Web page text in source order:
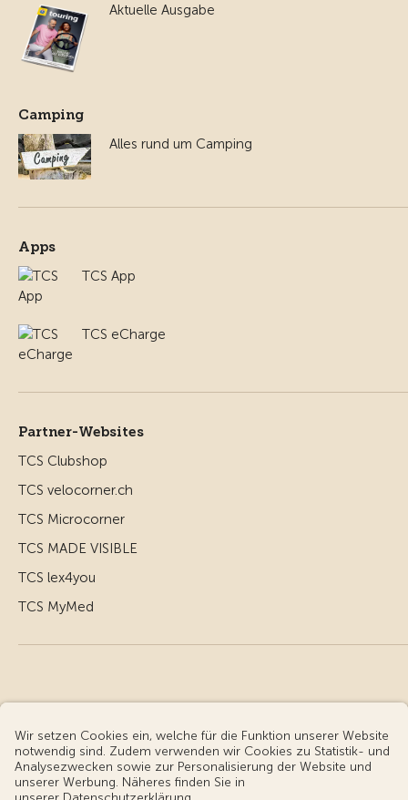
Aktuelle Ausgabe
Camping
Alles rund um Camping
Apps
TCS App
TCS eCharge
Partner-Websites
TCS Clubshop
TCS velocorner.ch
TCS Microcorner
TCS MADE VISIBLE
TCS lex4you
TCS MyMed